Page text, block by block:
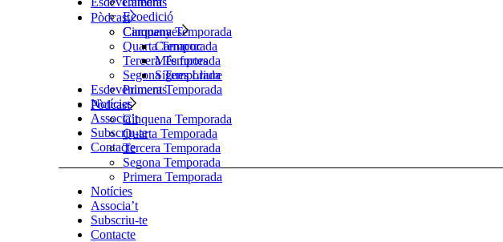
Pòdcast
Cinquena Temporada
Quarta Temporada
Tercera Temporada
Segona Temporada
Primera Temporada
Notícies
Associa’t
Subscriu-te
Contacte
Ecoedició
Campanyes
Camacuc
Més fortes
Sigues Lliure
Esdeveniments
Pòdcast
Cinquena Temporada
Quarta Temporada
Tercera Temporada
Segona Temporada
Primera Temporada
Notícies
Associa’t
Subscriu-te
Contacte